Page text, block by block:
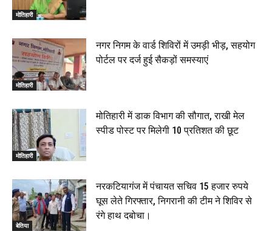
मोतिहारी
मोतिहारी
नगर निगम के वार्ड शिविरों में उमड़ी भीड़, सहयोग
पोर्टल पर दर्ज हुई सैकड़ों समस्याएं
मोतिहारी
मोतिहारी में डाक विभाग की सौगात, राखी मेल
स्पीड पोस्ट पर मिलेगी 10 प्रतिशत की छूट
बेतिया
नरकटियागंज में पंचायत सचिव 15 हजार रुपये
घूस लेते गिरफ्तार, निगरानी की टीम ने शिविर से
रंगे हाथ दबोचा।